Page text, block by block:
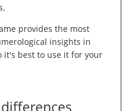
provides the most
insights in
it's best to use it for your